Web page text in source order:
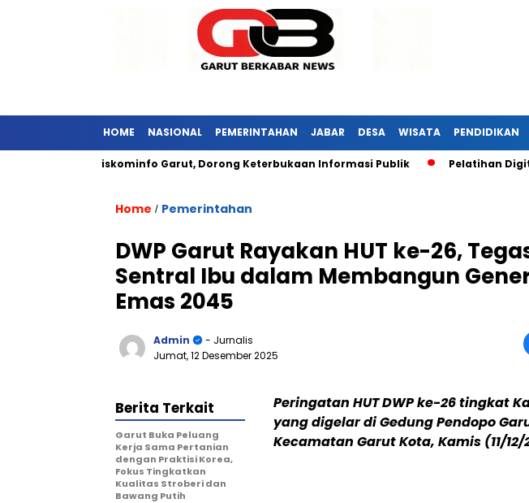
HOME NASIONAL PEMERINTAHAN JABAR DESA WISATA PENDIDIKAN
Diskominfo Garut, Dorong Keterbukaan Informasi Publik Pelatihan Digital
Home / Pemerintahan
DWP Garut Rayakan HUT ke-26,
Sentral Ibu dalam Membangun
Emas 2045
Admin
- Jurnalis
Jumat, 12 Desember 2025
Peringatan HUT DWP ke-26 tingkat
yang digelar di Gedung Pendopo
Kecamatan Garut Kota, Kamis (11/12/
Berita Terkait
Garut Buka Peluang
Kerja Sama Pertanian
dengan Praktisi Korea,
Fokus Tingkatkan
Kualitas Stroberi dan
Bawang Putih